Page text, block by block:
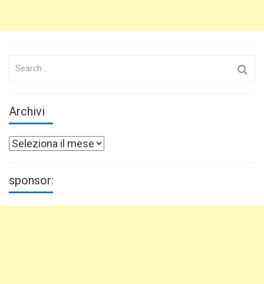
Search
Archivi
Archivi
sponsor: